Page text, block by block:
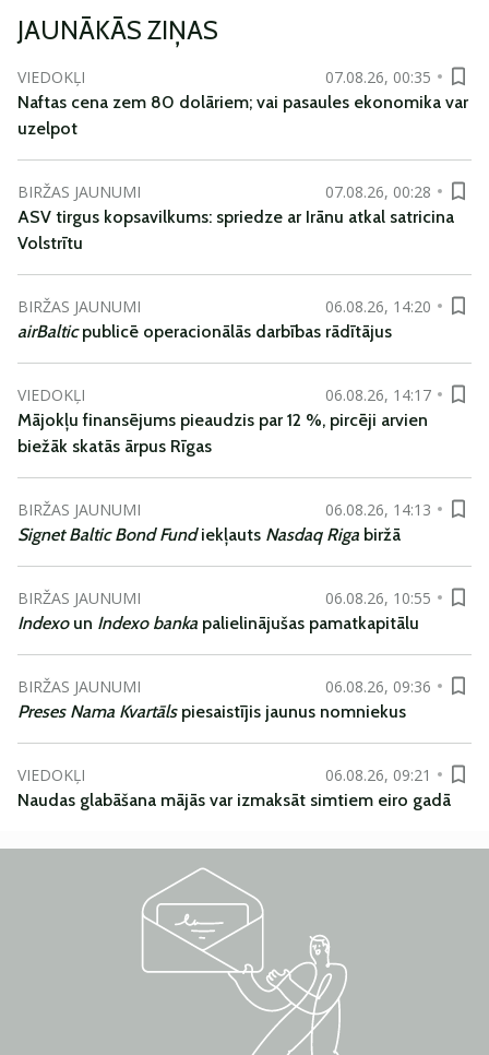
JAUNĀKĀS ZIŅAS
VIEDOKĻI
07.08.26, 00:35
Naftas cena zem 80 dolāriem; vai pasaules ekonomika var
uzelpot
BIRŽAS JAUNUMI
07.08.26, 00:28
ASV tirgus kopsavilkums: spriedze ar Irānu atkal satricina
Volstrītu
BIRŽAS JAUNUMI
06.08.26, 14:20
airBalticpublicē operacionālās darbības rādītājus
VIEDOKĻI
06.08.26, 14:17
Mājokļu finansējums pieaudzis par 12 %, pircēji arvien
biežāk skatās ārpus Rīgas
BIRŽAS JAUNUMI
06.08.26, 14:13
Signet Baltic Bond Fundiekļauts Nasdaq Riga biržā
BIRŽAS JAUNUMI
06.08.26, 10:55
Indexoun Indexo banka palielinājušas pamatkapitālu
BIRŽAS JAUNUMI
06.08.26, 09:36
Preses Nama Kvartāls piesaistījis jaunus nomniekus
VIEDOKĻI
06.08.26, 09:21
Naudas glabāšana mājās var izmaksāt simtiem eiro gadā